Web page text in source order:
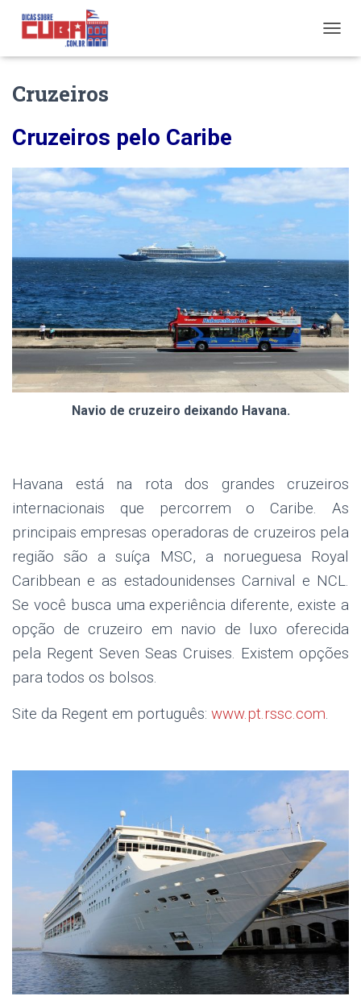
L
E
A
Ã
O
Cruzeiros
Cruzeiros pelo Caribe
Navio de cruzeiro deixando Havana.
Havana está na rota dos grandes cruzeiros
internacionais que percorrem o Caribe. As
principais empresas operadoras de cruzeiros pela
região são a suíça MSC, a norueguesa Royal
Caribbean e as estadounidenses Carnival e NCL.
Se você busca uma experiência diferente, existe a
opção de cruzeiro em navio de luxo oferecida
pela Regent Seven Seas Cruises. Existem opções
para todos os bolsos.
Site da Regent em português: www.pt.rssc.com.